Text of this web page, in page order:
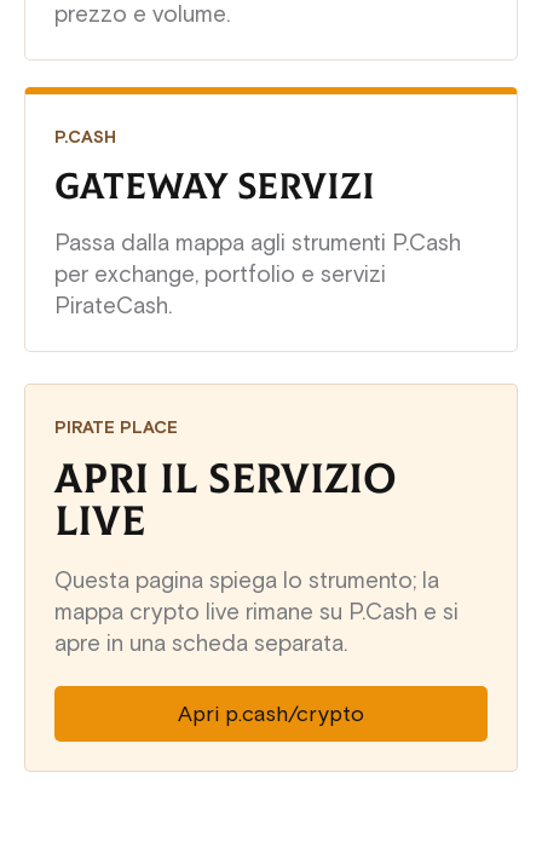
prezzo e volume.
P.CASH
GATEWAY SERVIZI
Passa dalla mappa agli strumenti P.Cash
per exchange, portfolio e servizi
PirateCash.
PIRATE PLACE
APRI IL SERVIZIO
LIVE
Questa pagina spiega lo strumento; la
mappa crypto live rimane su P.Cash e si
apre in una scheda separata.
Apri p.cash/crypto